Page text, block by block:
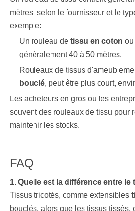
mètres, selon le fournisseur et le
exemple:
Un rouleau de tissu en coton ou
généralement 40 à 50 mètres.
Rouleaux de tissus
bouclé, peut être plus court,
Les acheteurs en gros ou les
souvent des rouleaux de tissu pour
maintenir les stocks.
FAQ
1. Quelle est la différence entre le
Tissus tricotés, comme extensibles
bouclés, alors que les tissus tissés,